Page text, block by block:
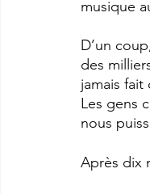
musique
D’un
des
jamais
Les gens
nous
Après dix